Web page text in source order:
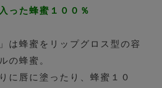
った蜂蜜１００％
は蜂蜜をリップグロス型の容
の蜂蜜。
に唇に塗ったり、蜂蜜１０